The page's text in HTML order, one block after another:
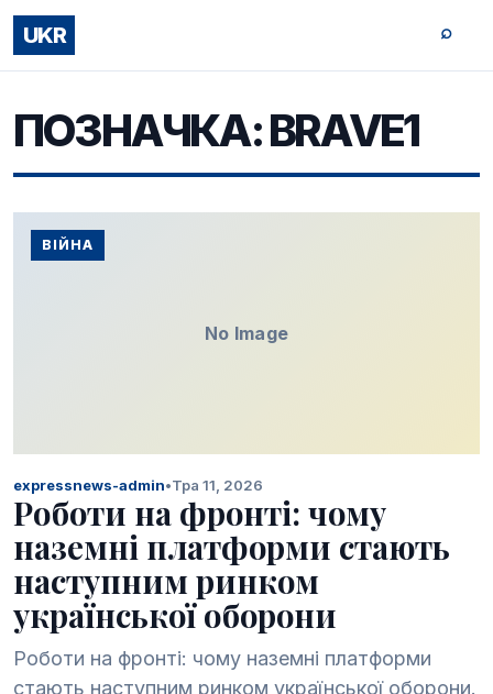
UKR ⌕
ПОЗНАЧКА:BRAVE1
No Image
ВІЙНА
expressnews-admin•Тра 11, 2026
Роботи на фронті: чому
наземні платформи стають
наступним ринком
української оборони
Роботи на фронті: чому наземні платформи
стають наступним ринком української оборони.